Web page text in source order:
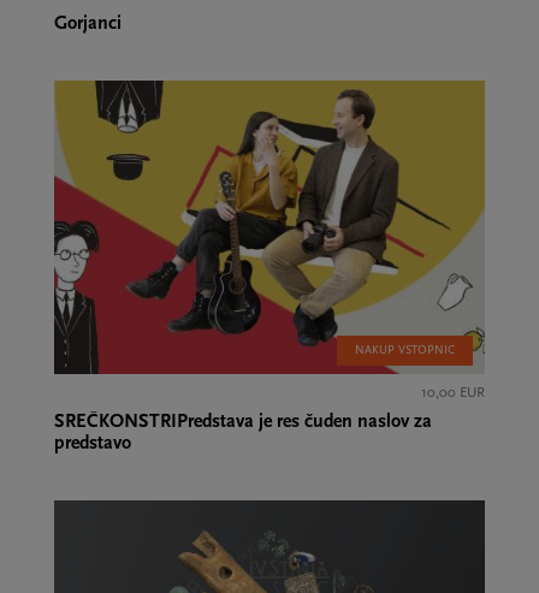
Gorjanci
NAKUP VSTOPNIC
10,00 EUR
SREČKONSTRIPredstava je res čuden naslov za
predstavo